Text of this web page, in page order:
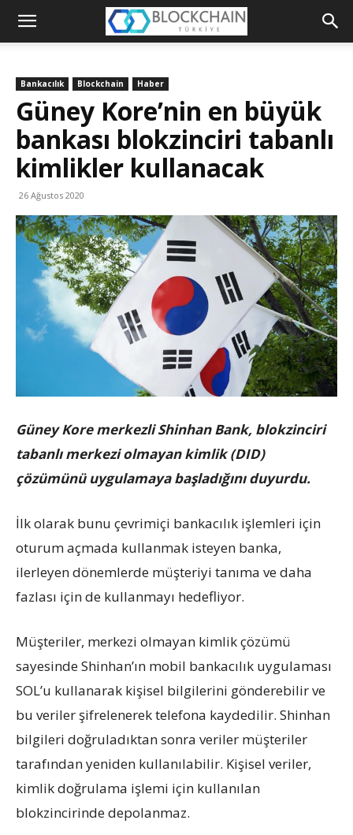
Blockchain
Platformu
Bankacılık Blockchain Haber
Güney Kore’nin en büyük
bankası blokzinciri tabanlı
kimlikler kullanacak
26 Ağustos 2020
Güney Kore merkezli Shinhan Bank, blokzinciri
tabanlı merkezi olmayan kimlik (DID)
çözümünü uygulamaya başladığını duyurdu.
İlk olarak bunu çevrimiçi bankacılık işlemleri için
oturum açmada kullanmak isteyen banka,
ilerleyen dönemlerde müşteriyi tanıma ve daha
fazlası için de kullanmayı hedefliyor.
Müşteriler, merkezi olmayan kimlik çözümü
sayesinde Shinhan’ın mobil bankacılık uygulaması
SOL’u kullanarak kişisel bilgilerini gönderebilir ve
bu veriler şifrelenerek telefona kaydedilir. Shinhan
bilgileri doğruladıktan sonra veriler müşteriler
tarafından yeniden kullanılabilir. Kişisel veriler,
kimlik doğrulama işlemi için kullanılan
blokzincirinde depolanmaz.